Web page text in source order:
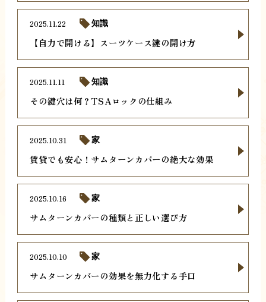
【自力で開ける】スーツケース鍵の開け方
2025.11.22 知識
その鍵穴は何？TSAロックの仕組み
2025.11.11 知識
賃貸でも安心！サムターンカバーの絶大な効果
2025.10.31 家
サムターンカバーの種類と正しい選び方
2025.10.16 家
サムターンカバーの効果を無力化する手口
2025.10.10 家